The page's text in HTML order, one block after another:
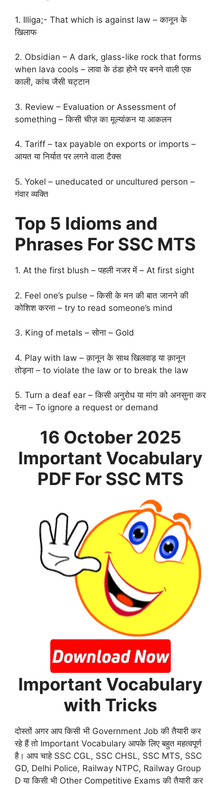
1. Illiga;- That which is against law – कानून के
खिलाफ
2. Obsidian – A dark, glass-like rock that forms
when lava cools – लावा के ठंडा होने पर बनने वाली एक
काली, कांच जैसी चट्टान
3. Review – Evaluation or Assessment of
something – किसी चीज़ का मूल्यांकन या आकलन
4. Tariff – tax payable on exports or imports –
आयत या निर्यात पर लगने वाला टैक्स
5. Yokel – uneducated or uncultured person –
गंवार व्यक्ति
Top 5 Idioms and
Phrases For SSC MTS
1. At the first blush – पहली नजर में – At first sight
2. Feel one’s pulse – किसी के मन की बात जानने की
कोशिश करना – try to read someone’s mind
3. King of metals – सोना – Gold
4. Play with law – क़ानून के साथ खिलवाड़ या क़ानून
तोड़ना – to violate the law or to break the law
5. Turn a deaf ear – किसी अनुरोध या मांग को अनसुना कर
देना – To ignore a request or demand
16 October 2025
Important Vocabulary
PDF For SSC MTS
Important Vocabulary
with Tricks
दोस्तों अगर आप किसी भी Government Job की तैयारी कर
रहे हैं तो Important Vocabulary आपके लिए बहुत महत्वपूर्ण
है। आप चाहे SSC CGL, SSC CHSL, SSC MTS, SSC
GD, Delhi Police, Railway NTPC, Railway Group
D या किसी भी Other Competitive Exams की तैयारी कर